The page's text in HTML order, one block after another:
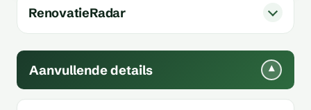
RenovatieRadar
Aanvullende details ▾